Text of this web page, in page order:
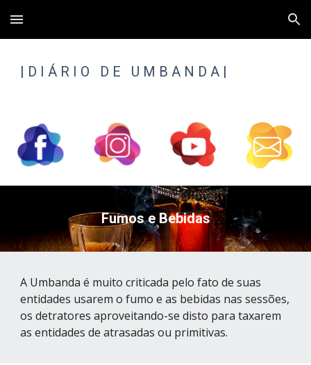
Skip to main content Skip to navigation
| D I Á R I O   D E   U M B A N D A |
Fumos e Bebidas
A Umbanda é muito criticada pelo fato de suas
entidades usarem o fumo e as bebidas nas sessões,
os detratores aproveitando-se disto para taxarem
as entidades de atrasadas ou primitivas.